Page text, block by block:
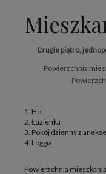
Drugie piętro,
Powierzchnia
1. Hol
2. Łazienka
3. Pokój dzienny z
4. Loggia
Powierzchnia mieszkania